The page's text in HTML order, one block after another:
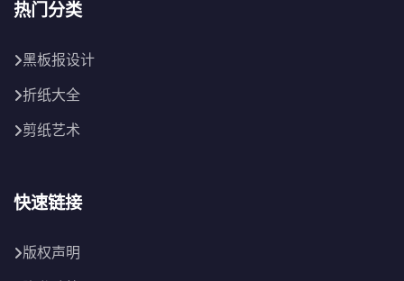
热门分类
黑板报设计
折纸大全
剪纸艺术
快速链接
版权声明